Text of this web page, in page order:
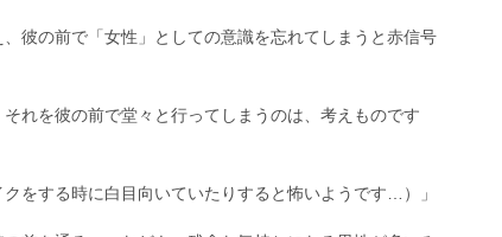
彼の前で「女性」としての意識を忘れてしまうと赤信号
れを彼の前で堂々と行ってしまうのは、考えものです
をする時に白目向いていたりすると怖いようです…）」